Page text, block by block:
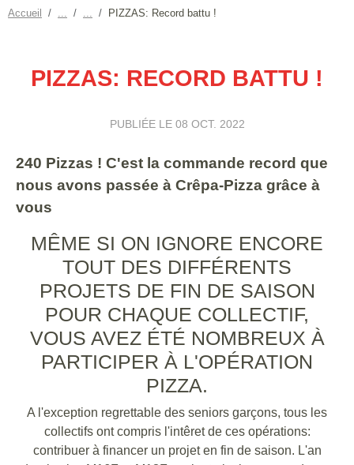
Accueil PIZZAS: Record battu !
PIZZAS: RECORD BATTU !
PUBLIÉE LE 08 OCT. 2022
240 Pizzas ! C'est la commande record que
nous avons passée à Crêpa-Pizza grâce à
vous
MÊME SI ON IGNORE ENCORE
TOUT DES DIFFÉRENTS
PROJETS DE FIN DE SAISON
POUR CHAQUE COLLECTIF,
VOUS AVEZ ÉTÉ NOMBREUX À
PARTICIPER À L'OPÉRATION
PIZZA.
A l'exception regrettable des seniors garçons, tous les
collectifs ont compris l'intêret de ces opérations:
contribuer à financer un projet en fin de saison. L'an